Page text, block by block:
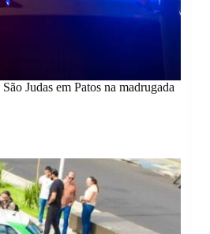
Judas em Patos na madrugada